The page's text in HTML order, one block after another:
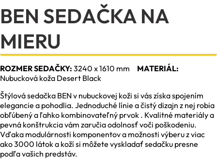
BEN SEDAČKA NA
MIERU
ROZMER SEDAČKY: 3240 x 1610 mm MATERIÁL:
Nubucková koža Desert Black
Štýlová sedačka BEN v nubuckovej koži si vás získa spojením
elegancie a pohodlia. Jednoduché línie a čistý dizajn z nej robia
obľúbený a ľahko kombinovateľný prvok . Kvalitné materiály a
pevná konštrukcia vám zaručia odolnosť voči poškodeniu.
Vďaka modulárnosti komponentov a možnosti výberu z viac
ako 3000 látok a koží si môžete vyskladať sedačku presne
podľa vašich predstáv.